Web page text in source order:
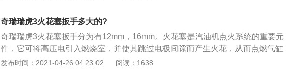
拧紧或拧出火花塞；2、金属杆是中心电极。金属杆下端与中心电极上端通过导
体玻璃体接触，金属杆上端装有接线螺母；3、在钢制壳体与中心电极之间有高
氧化铝陶瓷绝缘体，使中心电极在通电时绝缘；4、钢壳体最下部装有弯曲的侧
电极；5、钢壳外部的中部有铜制垫圈。
奇瑞瑞虎3火花塞扳手多大的?
奇瑞瑞虎3火花塞扳手分为有12mm，16mm。火花塞是汽油机点火系统的重要元
件，它可将高压电引入燃烧室，并使其跳过电极间隙而产生火花，从而点燃气缸
中的可燃混合气。火花塞的更换步骤如下：1、拔下点火线圈线束插头，拆卸点
发布时间：2021-04-26 04:23:02 阅读：1638